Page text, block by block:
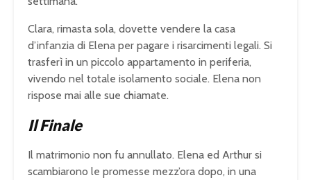
Clara, rimasta sola, dovette vendere la casa
d’infanzia di Elena per pagare i risarcimenti legali. Si
trasferì in un piccolo appartamento in periferia,
vivendo nel totale isolamento sociale. Elena non
rispose mai alle sue chiamate.
Il Finale
Il matrimonio non fu annullato. Elena ed Arthur si
scambiarono le promesse mezz’ora dopo, in una